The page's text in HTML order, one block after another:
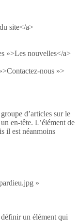
site</a>
»>Les nouvelles</a>
nous »>
d’articles sur le
en-tête. L’élément de
il est néanmoins
»
un élément qui